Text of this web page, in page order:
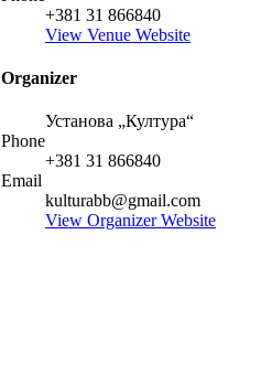
+381 31 866840
View Venue Website
Organizer
Установа „Култура“
Phone
+381 31 866840
Email
kulturabb@gmail.com
View Organizer Website